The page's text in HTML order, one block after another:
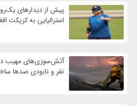
پیش از دیدارهای
استرالیایی به کریکت
نفر و نابودی صدها